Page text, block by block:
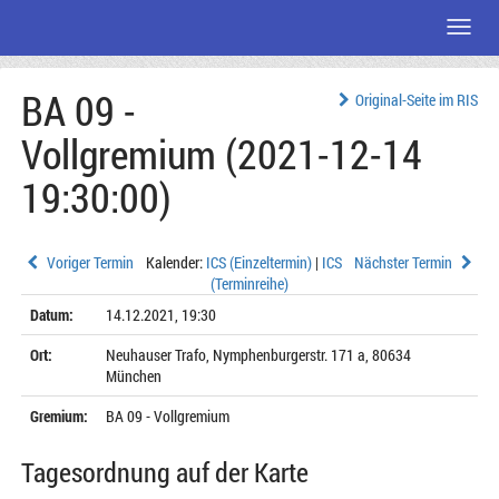
Seiteninhalt
Original-Seite im RIS
BA 09 -
Vollgremium (2021-12-14
19:30:00)
Nächster Termin
Voriger Termin Kalender: ICS (Einzeltermin) | ICS
(Terminreihe)
Datum:
14.12.2021, 19:30
Ort:
Neuhauser Trafo, Nymphenburgerstr. 171 a, 80634
München
Gremium:
BA 09 - Vollgremium
Tagesordnung auf der Karte